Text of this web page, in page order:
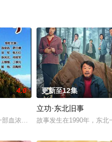
为主线，通过一枚串联古今的纱布
4.0
血浓于水的平民亲情史诗。讲述的
更新至12集
立功·东北旧事
故事发生在1990年，东